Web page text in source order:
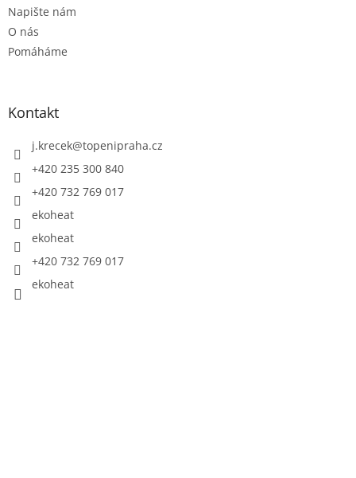
Napište nám
O nás
Pomáháme
Kontakt
j.krecek@topenipraha.cz
+420 235 300 840
+420 732 769 017
ekoheat
ekoheat
+420 732 769 017
ekoheat